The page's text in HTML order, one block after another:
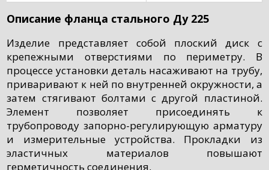
Описание фланца стального Ду 225
Изделие представляет собой плоский диск с
крепежными отверстиями по периметру. В
процессе установки деталь насаживают на трубу,
приваривают к ней по внутренней окружности, а
затем стягивают болтами с другой пластиной.
Элемент позволяет присоединять к
трубопроводу запорно-регулирующую арматуру
и измерительные устройства. Прокладки из
эластичных материалов повышают
герметичность соединения.